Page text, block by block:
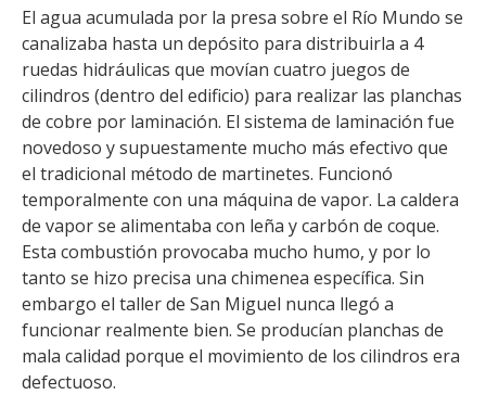
El agua acumulada por la presa sobre el Río Mundo se
canalizaba hasta un depósito para distribuirla a 4
ruedas hidráulicas que movían cuatro juegos de
cilindros (dentro del edificio) para realizar las planchas
de cobre por laminación. El sistema de laminación fue
novedoso y supuestamente mucho más efectivo que
el tradicional método de martinetes. Funcionó
temporalmente con una máquina de vapor. La caldera
de vapor se alimentaba con leña y carbón de coque.
Esta combustión provocaba mucho humo, y por lo
tanto se hizo precisa una chimenea específica. Sin
embargo el taller de San Miguel nunca llegó a
funcionar realmente bien. Se producían planchas de
mala calidad porque el movimiento de los cilindros era
defectuoso.